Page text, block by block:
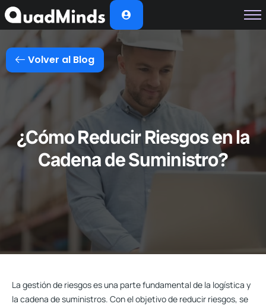
Soluciones
Módulos
Casos de Éxito
Planes
Volver al Blog
¿Cómo Reducir Riesgos en la
Cadena de Suministro?
La gestión de riesgos es una parte fundamental de la logística y
la cadena de suministros. Con el objetivo de reducir riesgos, se